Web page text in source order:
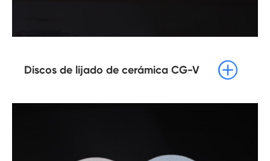
Discos de lijado de cerámica CG-V 